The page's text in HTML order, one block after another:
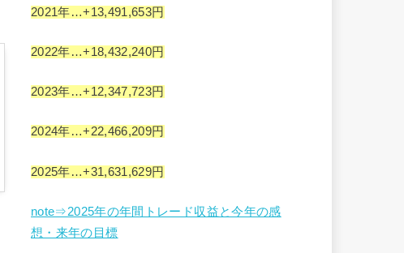
2021年…+13,491,653円
2022年…+18,432,240円
2023年…+12,347,723円
2024年…+22,466,209円
2025年…+31,631,629円
note⇒2025年の年間トレード収益と今年の感
想・来年の目標